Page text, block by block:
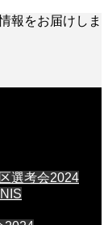
報をお届けしま
選考会2024